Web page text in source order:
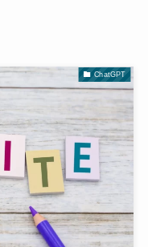
ChatGPT